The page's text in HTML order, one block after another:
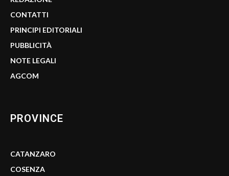
CONTATTI
PRINCIPI EDITORIALI
PUBBLICITÀ
NOTE LEGALI
AGCOM
PROVINCE
CATANZARO
COSENZA